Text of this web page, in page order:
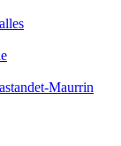
Maurrin